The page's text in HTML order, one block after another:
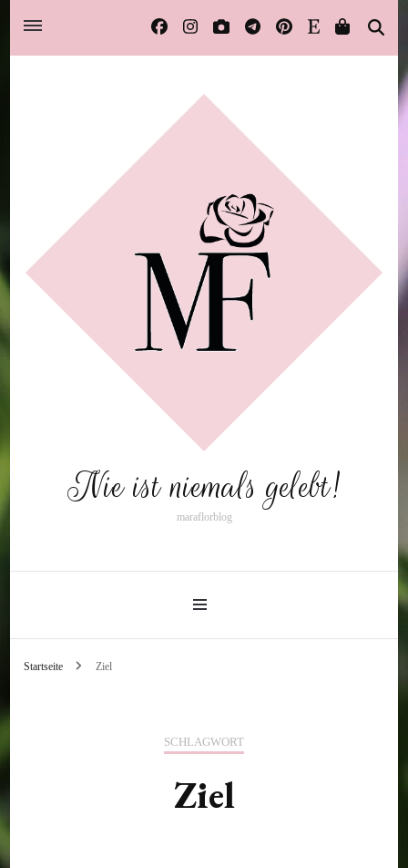
Nie ist niemals gelebt!
maraflorblog
Startseite Ziel
SCHLAGWORT
Ziel